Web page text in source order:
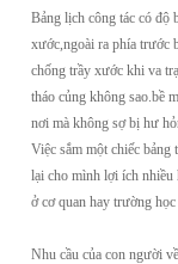
Bảng lịch công tác có độ
xước,ngoài ra phía trước
chống trầy xước khi va
tháo củng không sao.bề
nơi mà không sợ bị hư
Việc sắm một chiếc
lại cho mình lợi ích nhiều
ở cơ quan hay trường học
Nhu cầu của con người